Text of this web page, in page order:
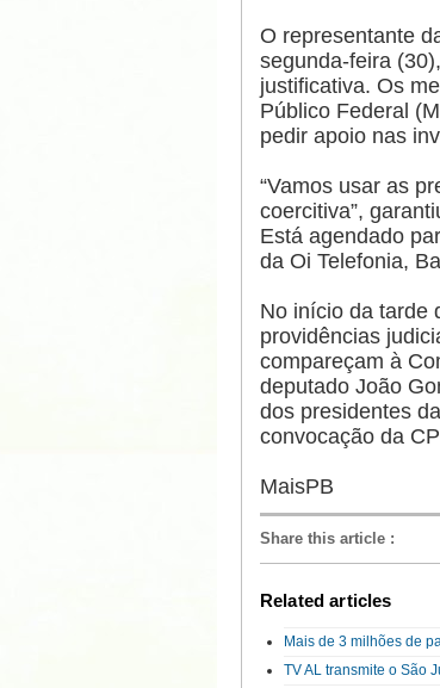
O representante
segunda-feira
justificativa. Os
Público Federal
pedir apoio nas
“Vamos usar as
coercitiva”,
Está agendado
da Oi Telefonia,
No início da tarde
providências
compareçam à
deputado João
dos presidentes
convocação da
MaisPB
Share this article :
Related articles
Mais de 3 milhões de
TV AL transmite o São